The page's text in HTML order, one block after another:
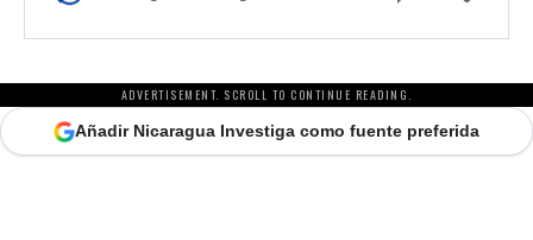
ADVERTISEMENT. SCROLL TO CONTINUE READING.
Añadir Nicaragua Investiga como fuente preferida